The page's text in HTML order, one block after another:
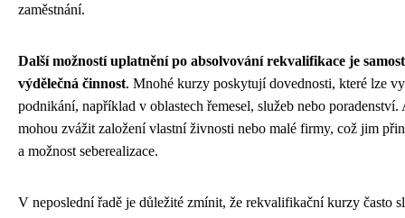
zaměstnání.
Další možností uplatnění po absolvování rekvalifikace je
výdělečná činnost. Mnohé kurzy poskytují dovednosti, které lze
podnikání, například v oblastech řemesel, služeb nebo
mohou zvážit založení vlastní živnosti nebo malé firmy, což jim
a možnost seberealizace.
V neposlední řadě je důležité zmínit, že rekvalifikační kurzy často